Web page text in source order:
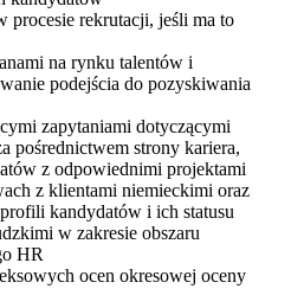
procesie rekrutacji, jeśli ma to
na rynku talentów i
podejścia do pozyskiwania
zapytaniami dotyczącymi
pośrednictwem strony kariera,
z odpowiednimi projektami
z klientami niemieckimi oraz
kandydatów i ich statusu
w zakresie obszaru
HR
ocen okresowej oceny